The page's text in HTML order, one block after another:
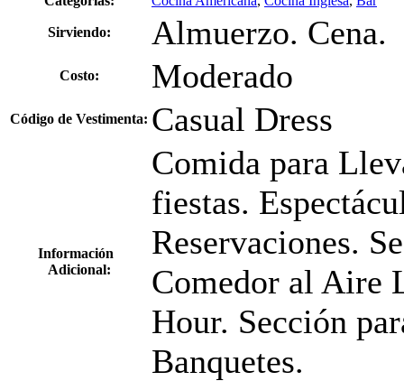
Sirviendo: Almuerzo. Cena.
Costo: Moderado
Código de Vestimenta: Casual Dress
Información
Adicional:
Comida para
fiestas.
Reservaciones.
Comedor al Aire
Hour. Sección
Banquetes.